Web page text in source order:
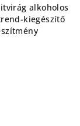
alkoholos
kiegészítő